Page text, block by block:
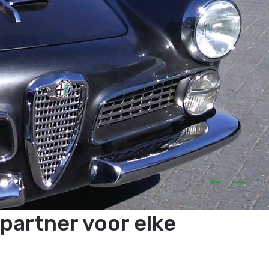
voor elke